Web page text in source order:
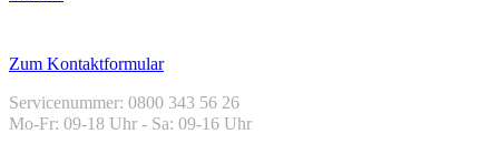
Zum Kontaktformular
Servicenummer: 0800 343 56 26
Mo-Fr: 09-18 Uhr - Sa: 09-16 Uhr